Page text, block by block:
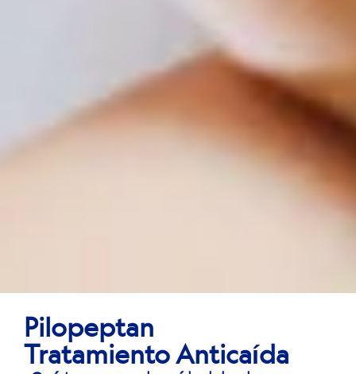
Pilopeptan
Tratamiento Anticaída